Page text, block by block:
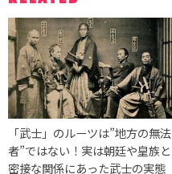
「武士」のルーツは”地方の無法
者”ではない！実は朝廷や皇族と
密接な関係にあった武士の実態